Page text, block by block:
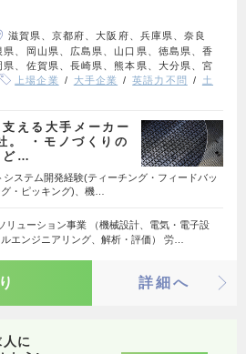
滋賀県、京都府、大阪府、兵庫県、奈良
、岡山県、広島県、山口県、徳島県、香
県、佐賀県、長崎県、熊本県、大分県、宮
上場企業 大手企業 英語力不問
土
える大手メーカー
。 ・モノづくりの
ど…
システム開発経験(ティーチング・フィードバッ
・ピッキング)、機…
リューション事業 （機械設計、電気・電子設
エンジニアリング、解析・評価） 労…
詳細へ
に